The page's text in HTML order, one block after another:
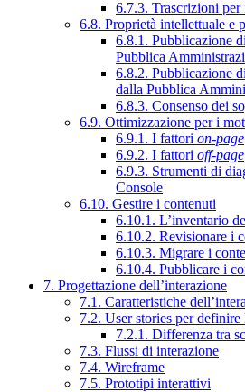
6.7.3. Trascrizioni per
6.8. Proprietà intellettuale e
6.8.1. Pubblicazione
Pubblica
6.8.2. Pubblicazione
dalla Pubblica
6.8.3. Consenso dei
6.9. Ottimizzazione per i
6.9.1. I fattori on-page
6.9.2. I fattori off-page
6.9.3. Strumenti di
Console
6.10. Gestire i contenuti
6.10.1. L’inventario
6.10.2. Revisionare i
6.10.3. Migrare i
6.10.4. Pubblicare i
7. Progettazione dell’interazione
7.1. Caratteristiche
7.2. User stories per definire
7.2.1. Differenza tra
7.3. Flussi di interazione
7.4. Wireframe
7.5. Prototipi interattivi